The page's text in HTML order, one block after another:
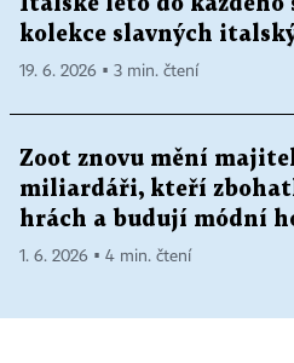
Italské léto do
kolekce slavných
19. 6. 2026 ▪ 3 min. čtení
Zoot znovu mění
miliardáři, kteří
hrách a budují módní
1. 6. 2026 ▪ 4 min. čtení